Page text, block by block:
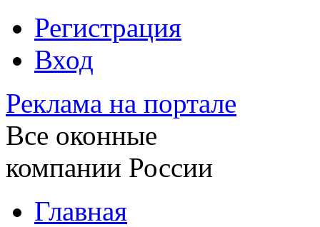
Регистрация
Вход
Реклама на портале
Все оконные
компании России
Главная